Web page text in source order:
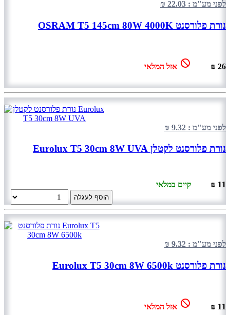
לפני מע"מ : 22.03 ₪
נורת פלורסנט OSRAM T5 145cm 80W 4000K
26 ₪ אזל המלאי
לפני מע"מ : 9.32 ₪
נורת פלורסנט לקטלן Eurolux T5 30cm 8W UVA
11 ₪ קיים במלאי
הוסף לעגלה
לפני מע"מ : 9.32 ₪
נורת פלורסנט Eurolux T5 30cm 8W 6500k
11 ₪ אזל המלאי